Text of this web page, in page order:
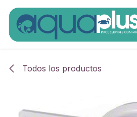
Ir al contenido
Todos los productos